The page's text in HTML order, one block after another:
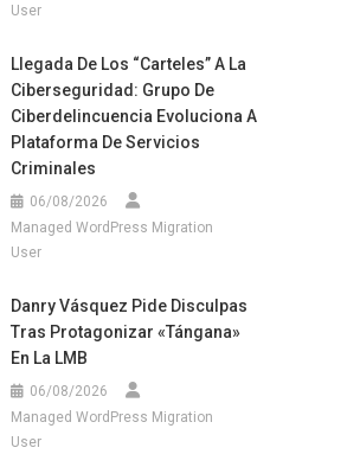
User
Llegada De Los “carteles” A La
Ciberseguridad: Grupo De
Ciberdelincuencia Evoluciona A
Plataforma De Servicios
Criminales
06/08/2026
Managed WordPress Migration
User
Danry Vásquez Pide Disculpas
Tras Protagonizar «tángana»
En La LMB
06/08/2026
Managed WordPress Migration
User